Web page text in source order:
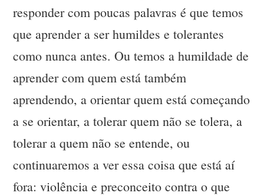
responder com poucas palavras é que temos
que aprender a ser humildes e tolerantes
como nunca antes. Ou temos a humildade de
aprender com quem está também
aprendendo, a orientar quem está começando
a se orientar, a tolerar quem não se tolera, a
tolerar a quem não se entende, ou
continuaremos a ver essa coisa que está aí
fora: violência e preconceito contra o que